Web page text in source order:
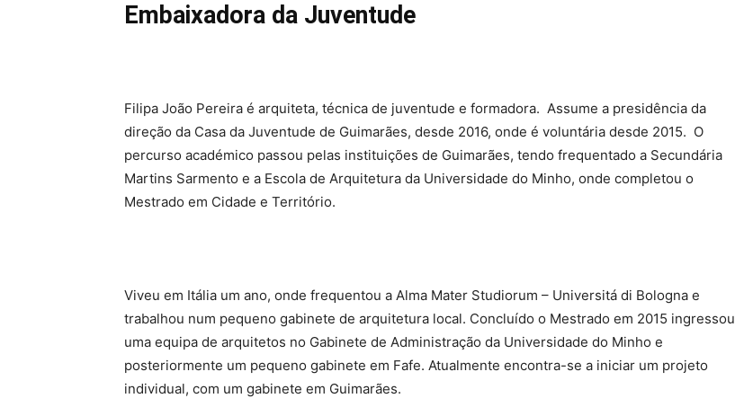
Embaixadora da Juventude
Filipa João Pereira é arquiteta, técnica de juventude e formadora. Assume a presidência da
direção da Casa da Juventude de Guimarães, desde 2016, onde é voluntária desde 2015. O
percurso académico passou pelas instituições de Guimarães, tendo frequentado a Secundária
Martins Sarmento e a Escola de Arquitetura da Universidade do Minho, onde completou o
Mestrado em Cidade e Território.
Viveu em Itália um ano, onde frequentou a Alma Mater Studiorum – Universitá di Bologna e
trabalhou num pequeno gabinete de arquitetura local. Concluído o Mestrado em 2015 ingressou
uma equipa de arquitetos no Gabinete de Administração da Universidade do Minho e
posteriormente um pequeno gabinete em Fafe. Atualmente encontra-se a iniciar um projeto
individual, com um gabinete em Guimarães.